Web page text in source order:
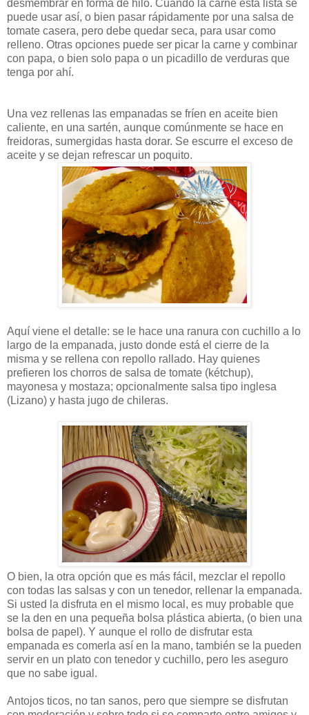
desmembrar en forma de hilo. Cuando la carne está lista se
puede usar así, o bien pasar rápidamente por una salsa de
tomate casera, pero debe quedar seca, para usar como
relleno. Otras opciones puede ser picar la carne y combinar
con papa, o bien solo papa o un picadillo de verduras que
tenga por ahí.
Una vez rellenas las empanadas se fríen en aceite bien
caliente, en una sartén, aunque comúnmente se hace en
freidoras, sumergidas hasta dorar. Se escurre el exceso de
aceite y se dejan refrescar un poquito.
Aquí viene el detalle: se le hace una ranura con cuchillo a lo
largo de la empanada, justo donde está el cierre de la
misma y se rellena con repollo rallado. Hay quienes
prefieren los chorros de salsa de tomate (kétchup),
mayonesa y mostaza; opcionalmente salsa tipo inglesa
(Lizano) y hasta jugo de chileras.
O bien, la otra opción que es más fácil, mezclar el repollo
con todas las salsas y con un tenedor, rellenar la empanada.
Si usted la disfruta en el mismo local, es muy probable que
se la den en una pequeña bolsa plástica abierta, (o bien una
bolsa de papel). Y aunque el rollo de disfrutar esta
empanada es comerla así en la mano, también se la pueden
servir en un plato con tenedor y cuchillo, pero les aseguro
que no sabe igual.
Antojos ticos, no tan sanos, pero que siempre se disfrutan